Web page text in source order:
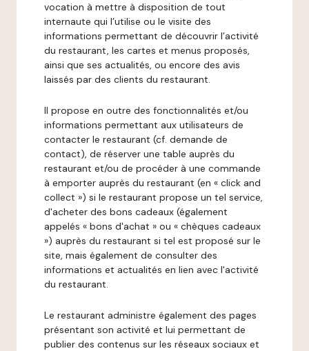
vocation à mettre à disposition de tout
internaute qui l’utilise ou le visite des
informations permettant de découvrir l’activité
du restaurant, les cartes et menus proposés,
ainsi que ses actualités, ou encore des avis
laissés par des clients du restaurant.
Il propose en outre des fonctionnalités et/ou
informations permettant aux utilisateurs de
contacter le restaurant (cf. demande de
contact), de réserver une table auprès du
restaurant et/ou de procéder à une commande
à emporter auprès du restaurant (en « click and
collect ») si le restaurant propose un tel service,
d'acheter des bons cadeaux (également
appelés « bons d'achat » ou « chèques cadeaux
») auprès du restaurant si tel est proposé sur le
site, mais également de consulter des
informations et actualités en lien avec l'activité
du restaurant.
Le restaurant administre également des pages
présentant son activité et lui permettant de
publier des contenus sur les réseaux sociaux et